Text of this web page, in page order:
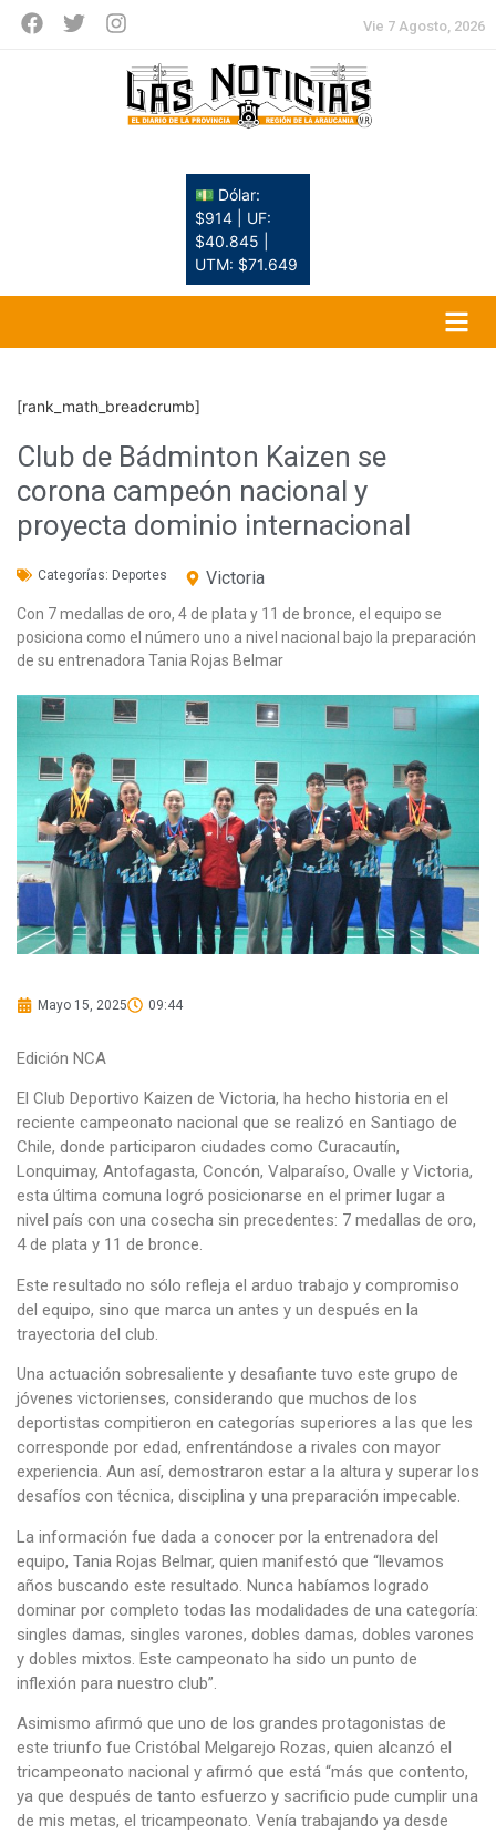
Vie 7 Agosto, 2026
💵 Dólar:
$914 | UF:
$40.845 |
UTM: $71.649
[rank_math_breadcrumb]
Club de Bádminton Kaizen se
corona campeón nacional y
proyecta dominio internacional
Categorías: Deportes Victoria
Con 7 medallas de oro, 4 de plata y 11 de bronce, el equipo se
posiciona como el número uno a nivel nacional bajo la preparación
de su entrenadora Tania Rojas Belmar
Mayo 15, 2025 09:44
Edición NCA
El Club Deportivo Kaizen de Victoria, ha hecho historia en el
reciente campeonato nacional que se realizó en Santiago de
Chile, donde participaron ciudades como Curacautín,
Lonquimay, Antofagasta, Concón, Valparaíso, Ovalle y Victoria,
esta última comuna logró posicionarse en el primer lugar a
nivel país con una cosecha sin precedentes: 7 medallas de oro,
4 de plata y 11 de bronce.
Este resultado no sólo refleja el arduo trabajo y compromiso
del equipo, sino que marca un antes y un después en la
trayectoria del club.
Una actuación sobresaliente y desafiante tuvo este grupo de
jóvenes victorienses, considerando que muchos de los
deportistas compitieron en categorías superiores a las que les
corresponde por edad, enfrentándose a rivales con mayor
experiencia. Aun así, demostraron estar a la altura y superar los
desafíos con técnica, disciplina y una preparación impecable.
La información fue dada a conocer por la entrenadora del
equipo, Tania Rojas Belmar, quien manifestó que “llevamos
años buscando este resultado. Nunca habíamos logrado
dominar por completo todas las modalidades de una categoría:
singles damas, singles varones, dobles damas, dobles varones
y dobles mixtos. Este campeonato ha sido un punto de
inflexión para nuestro club”.
Asimismo afirmó que uno de los grandes protagonistas de
este triunfo fue Cristóbal Melgarejo Rozas, quien alcanzó el
tricampeonato nacional y afirmó que está “más que contento,
ya que después de tanto esfuerzo y sacrificio pude cumplir una
de mis metas, el tricampeonato. Venía trabajando ya desde